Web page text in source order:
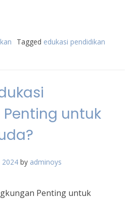
Tagged edukasi pendidikan
untuk
2024 by adminoys
Penting untuk